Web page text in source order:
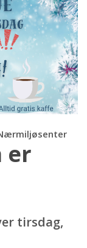
er
tirsdag,